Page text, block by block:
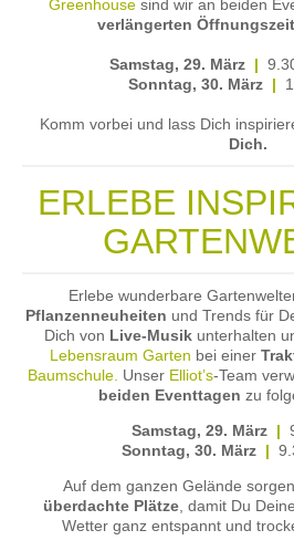
Greenhouse sind wir an beiden
verlängerten
Samstag, 29. März |
Sonntag, 30. März |
Komm vorbei und lass Dich
Dich.
ERLEBE
Erlebe wunderbare
Pflanzenneuheiten und Trends für
Dich von Live-Musik unterhalten
Lebensraum Garten bei einer
Baumschule. Unser Elliot’s-Team
beiden Eventtagen zu
Samstag, 29. März |
Sonntag, 30. März |
Auf dem ganzen Gelände
überdachte Plätze , damit Du
Wetter ganz entspannt und